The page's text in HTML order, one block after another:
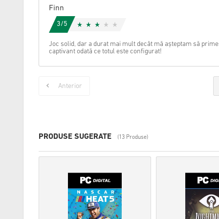
Finn
3/5
Joc solid, dar a durat mai mult decât mă așteptam să
captivant odată ce totul este configurat!
Anterior
PRODUSE SUGERATE (13 Produse)